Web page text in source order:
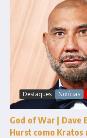
Destaques Notícias
God of War | Dave
Hurst como Kratos